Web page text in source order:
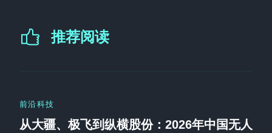
推荐阅读
前沿科技
从大疆、极飞到纵横股份：2026年中国无人